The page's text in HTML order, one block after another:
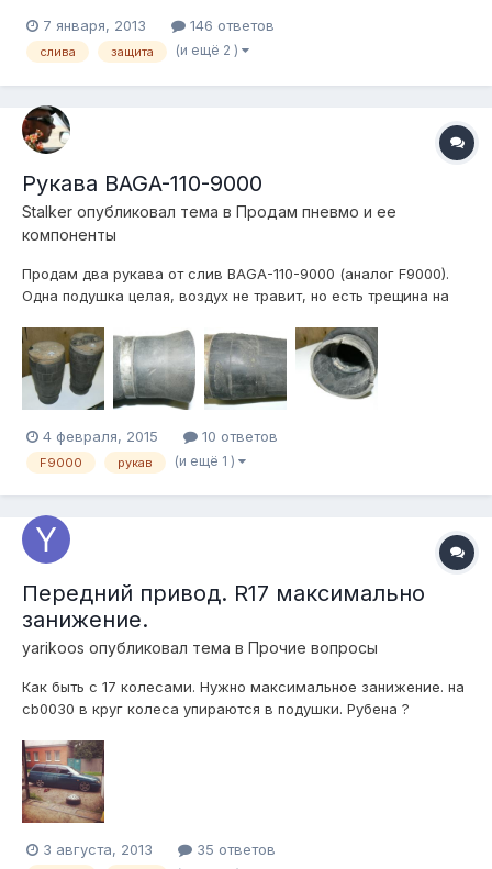
ауди решил что лучше как лучше. Для ауди есть два типа
стоек и по отзывам защита решила проблемы с ресусом.
7 января, 2013 146 ответов
слива защита (и ещё 2 )
Рукава BAGA-110-9000
Stalker опубликовал тема в Продам пневмо и ее
компоненты
Продам два рукава от слив BAGA-110-9000 (аналог F9000).
Одна подушка целая, воздух не травит, но есть трещина на
потертости на рукаве и выломан поршень: Резьба под фитинг
- 1/2", резьба под крепеж - 3/8". Верхние площадки из
алюминия....
4 февраля, 2015 10 ответов
F9000 рукав (и ещё 1 )
Передний привод. R17 максимально
занижение.
yarikoos опубликовал тема в Прочие вопросы
Как быть с 17 колесами. Нужно максимальное занижение. на
cb0030 в круг колеса упираются в подушки. Рубена ?
3 августа, 2013 35 ответов